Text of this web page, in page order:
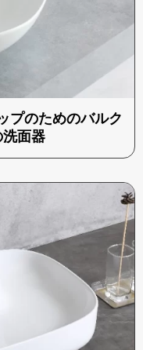
プのためのバルク
面器